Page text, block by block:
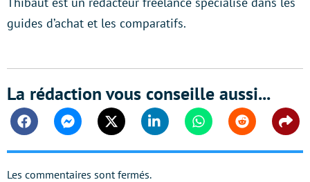
guides d’achat et les comparatifs.
La rédaction vous conseille aussi...
FacebookMessengerTwitter Linkedin WhatsappReddit
Les commentaires sont fermés.